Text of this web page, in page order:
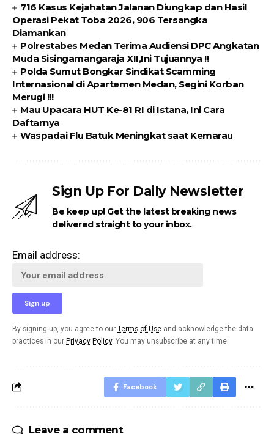
716 Kasus Kejahatan Jalanan Diungkap dan Hasil
Operasi Pekat Toba 2026, 906 Tersangka
Diamankan
Polrestabes Medan Terima Audiensi DPC Angkatan
Muda Sisingamangaraja XII,Ini Tujuannya !!
Polda Sumut Bongkar Sindikat Scamming
Internasional di Apartemen Medan, Segini Korban
Merugi !!!
Mau Upacara HUT Ke-81 RI di Istana, Ini Cara
Daftarnya
Waspadai Flu Batuk Meningkat saat Kemarau
Sign Up For Daily Newsletter
Be keep up! Get the latest breaking news
delivered straight to your inbox.
Email address:
By signing up, you agree to our Terms of Use and acknowledge the data
practices in our Privacy Policy. You may unsubscribe at any time.
Facebook
Leave a comment